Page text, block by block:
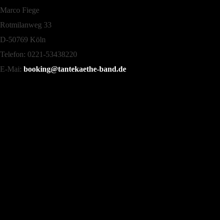
Marco Fiege
Rotmilanweg 33
D-50769 Köln
Telefon: 0221-53438220
E-Mai: booking@tantekaethe-band.de